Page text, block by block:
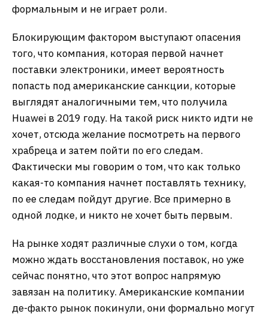
формальным и не играет роли.
Блокирующим фактором выступают опасения
того, что компания, которая первой начнет
поставки электроники, имеет вероятность
попасть под американские санкции, которые
выглядят аналогичными тем, что получила
Huawei в 2019 году. На такой риск никто идти не
хочет, отсюда желание посмотреть на первого
храбреца и затем пойти по его следам.
Фактически мы говорим о том, что как только
какая-то компания начнет поставлять технику,
по ее следам пойдут другие. Все примерно в
одной лодке, и никто не хочет быть первым.
На рынке ходят различные слухи о том, когда
можно ждать восстановления поставок, но уже
сейчас понятно, что этот вопрос напрямую
завязан на политику. Американские компании
де-факто рынок покинули, они формально могут